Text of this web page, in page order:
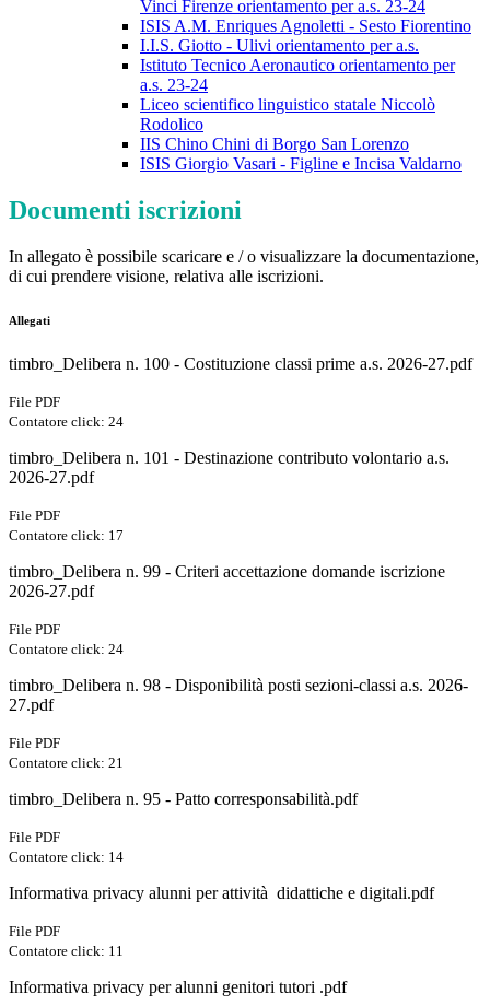
Vinci Firenze orientamento per a.s. 23-24
ISIS A.M. Enriques Agnoletti - Sesto Fiorentino
I.I.S. Giotto - Ulivi orientamento per a.s.
Istituto Tecnico Aeronautico orientamento per
a.s. 23-24
Liceo scientifico linguistico statale Niccolò
Rodolico
IIS Chino Chini di Borgo San Lorenzo
ISIS Giorgio Vasari - Figline e Incisa Valdarno
Documenti iscrizioni
In allegato è possibile scaricare e / o visualizzare la documentazione,
di cui prendere visione, relativa alle iscrizioni.
Allegati
timbro_Delibera n. 100 - Costituzione classi prime a.s. 2026-27.pdf
File PDF
Contatore click: 24
timbro_Delibera n. 101 - Destinazione contributo volontario a.s.
2026-27.pdf
File PDF
Contatore click: 17
timbro_Delibera n. 99 - Criteri accettazione domande iscrizione
2026-27.pdf
File PDF
Contatore click: 24
timbro_Delibera n. 98 - Disponibilità posti sezioni-classi a.s. 2026-
27.pdf
File PDF
Contatore click: 21
timbro_Delibera n. 95 - Patto corresponsabilità.pdf
File PDF
Contatore click: 14
Informativa privacy alunni per attività didattiche e digitali.pdf
File PDF
Contatore click: 11
Informativa privacy per alunni genitori tutori .pdf